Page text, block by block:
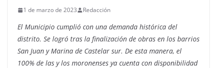
1 de marzo de 2023 Redacción
El Municipio cumplió con una demanda histórica del
distrito. Se logró tras la finalización de obras en los barrios
San Juan y Marina de Castelar sur. De esta manera, el
100% de las y los moronenses ya cuenta con disponibilidad